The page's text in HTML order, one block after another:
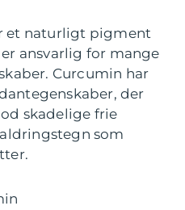
et naturligt pigment
ansvarlig for mange
Curcumin har
der
skadelige frie
som